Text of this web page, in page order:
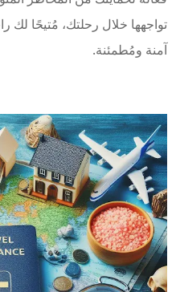
تواجهها خلال رحلتك، مُتيحًا لك
آمنة ومُطمئنة.